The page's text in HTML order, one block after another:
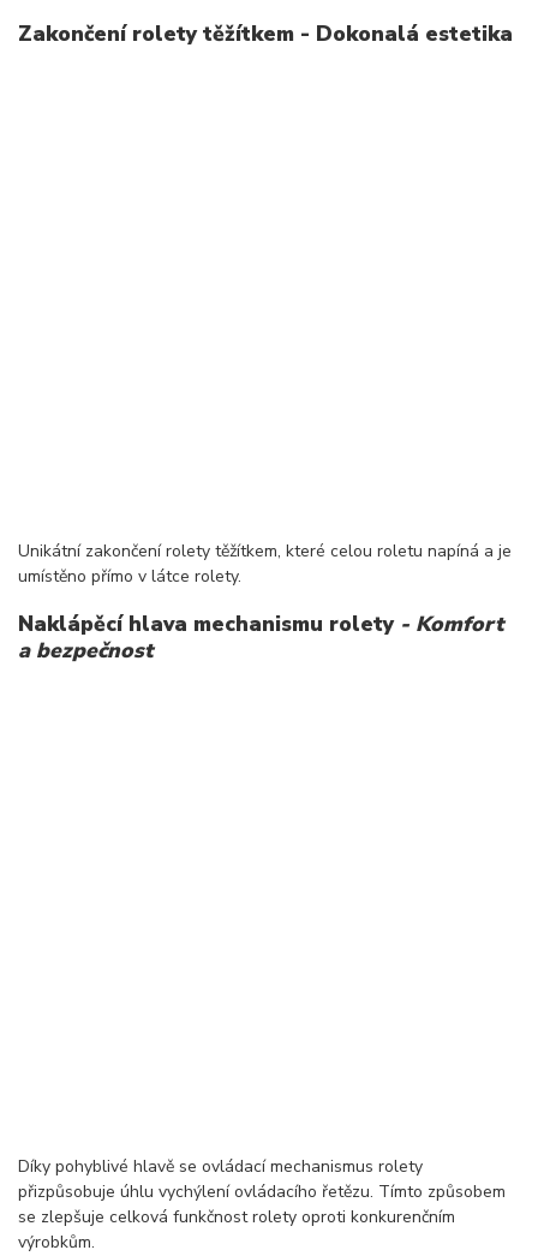
Zakončení rolety těžítkem - Dokonalá estetika
Unikátní zakončení rolety těžítkem, které celou roletu napíná a je
umístěno přímo v látce rolety.
Naklápěcí hlava mechanismu rolety - Komfort
a bezpečnost
Díky pohyblivé hlavě se ovládací mechanismus rolety
přizpůsobuje úhlu vychýlení ovládacího řetězu. Tímto způsobem
se zlepšuje celková funkčnost rolety oproti konkurenčním
výrobkům.